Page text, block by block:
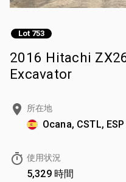
Lot 753
2016 Hitachi
Excavator
所在地
Ocana, CSTL, ESP
使用状況
5,329 時間